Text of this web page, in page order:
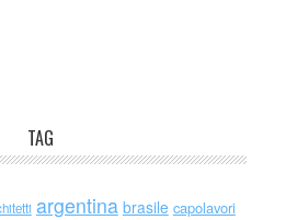
TAG
argentina brasile capolavori